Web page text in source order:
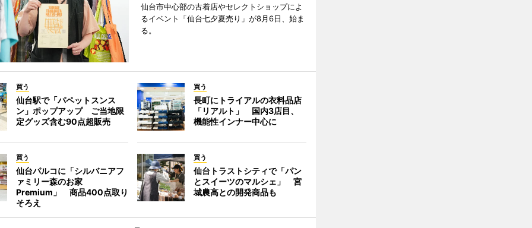
仙台市中心部の古着店やセレクトショップによ
るイベント「仙台七夕夏売り」が8月6日、始ま
る。
買う
仙台駅で「パペットスンス
ン」ポップアップ ご当地限
定グッズ含む90点超販売
買う
長町にトライアルの衣料品店
「リアルト」 国内3店目、
機能性インナー中心に
買う
仙台パルコに「シルバニアフ
ァミリー森のお家
Premium」 商品400点取り
そろえ
買う
仙台トラストシティで「パン
とスイーツのマルシェ」 宮
城農高との開発商品も